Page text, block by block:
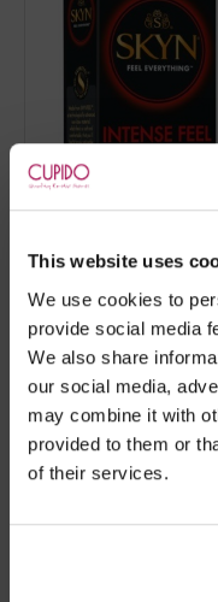
This website uses
We use cookies to
provide social media
We also share
our social media,
may combine it with
provided to them or
of their services.
Preservativos Sem Latex
Intense Feel 10
€ 13.95